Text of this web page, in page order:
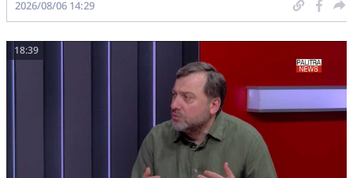
2026/08/06 14:29
18:39